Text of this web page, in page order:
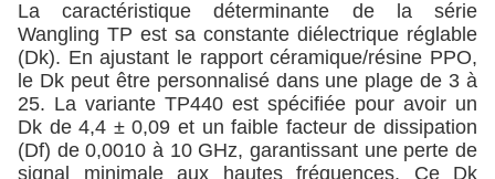
La caractéristique déterminante de la série
Wangling TP est sa constante diélectrique réglable
(Dk). En ajustant le rapport céramique/résine PPO,
le Dk peut être personnalisé dans une plage de 3 à
25. La variante TP440 est spécifiée pour avoir un
Dk de 4,4 ± 0,09 et un faible facteur de dissipation
(Df) de 0,0010 à 10 GHz, garantissant une perte de
signal minimale aux hautes fréquences. Ce Dk